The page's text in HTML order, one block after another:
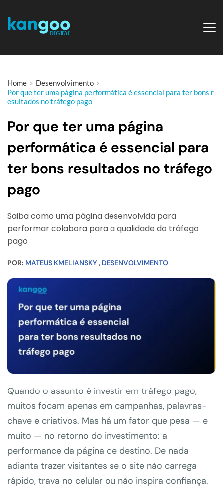
Home
Desenvolvimento
Por que ter uma página performática é essencial para ter bons r
esultados no tráfego pago
Por que ter uma página
performática é essencial para
ter bons resultados no tráfego
pago
Saiba como uma página desenvolvida para
performar colabora para a qualidade do tráfego
pago
POR: MATEUS KMELIANSKY , DESENVOLVIMENTO
Quando o assunto é investir em tráfego pago,
muitos focam apenas em campanhas, palavras-
chave e criativos. Mas há um fator que pesa — e
muito — no retorno do investimento: a
performance da página de destino. De nada
adianta trazer visitantes se o site não carrega
rápido, trava no celular ou não inspira confiança.